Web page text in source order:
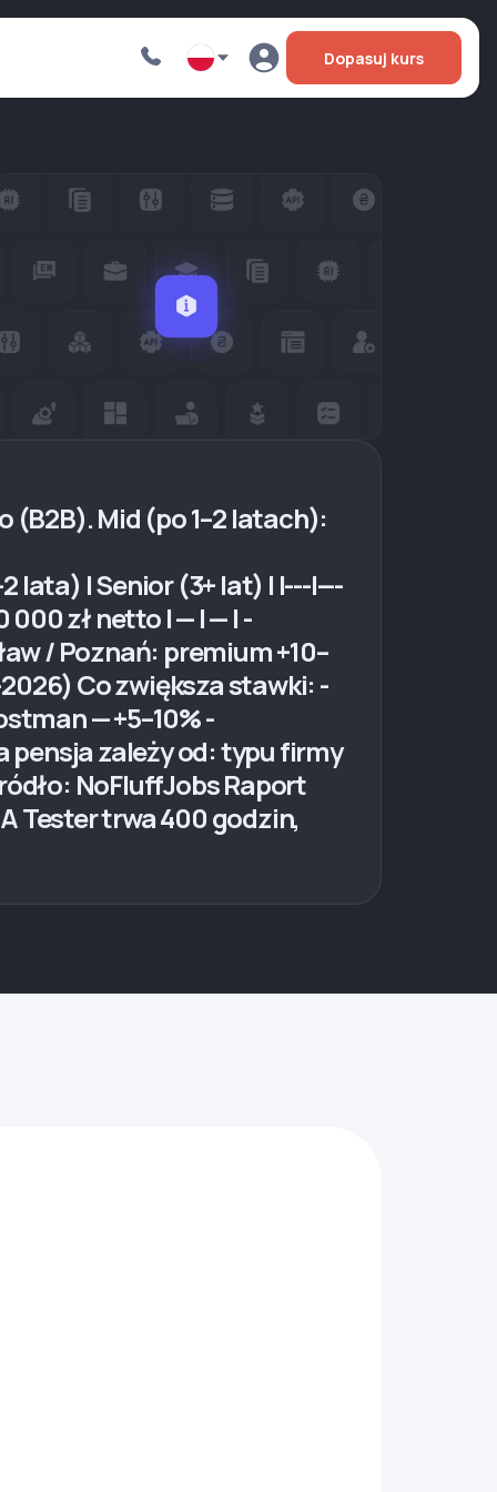
Dopasuj kurs
(B2B). Mid (po 1–2 latach):
lata) | Senior (3+ lat) | |---|---
000 zł netto | — | — | -
/ Poznań: premium +10–
Co zwiększa stawki: -
— +5–10% -
pensja zależy od: typu firmy
NoFluffJobs Raport
Tester trwa 400 godzin,